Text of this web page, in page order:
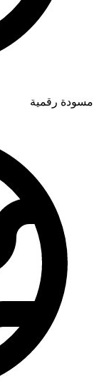
مسودة رقمية